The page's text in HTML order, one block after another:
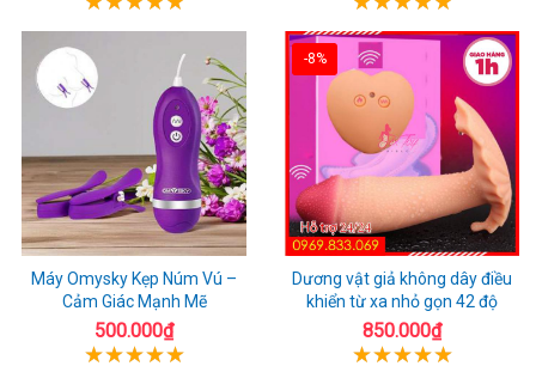
Máy Omysky Kẹp Núm Vú –
Cảm Giác Mạnh Mẽ
500.000₫
-8%
Dương vật giả không dây điều
khiển từ xa nhỏ gọn 42 độ
850.000₫